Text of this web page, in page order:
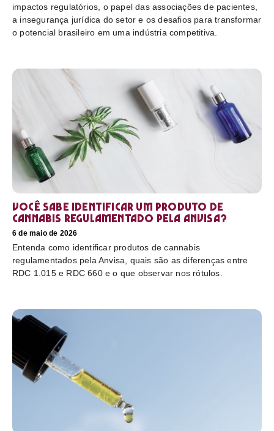
impactos regulatórios, o papel das associações de pacientes,
a insegurança jurídica do setor e os desafios para transformar
o potencial brasileiro em uma indústria competitiva.
Você sabe identificar um produto de
cannabis regulamentado pela Anvisa?
6 de maio de 2026
Entenda como identificar produtos de cannabis
regulamentados pela Anvisa, quais são as diferenças entre
RDC 1.015 e RDC 660 e o que observar nos rótulos.